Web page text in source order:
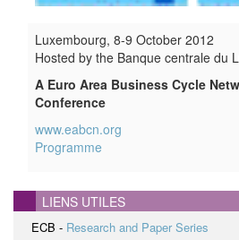
Luxembourg, 8-9 October 2012
Hosted by the Banque centrale du
A Euro Area Business Cycle
Conference
www.eabcn.org
Programme
LIENS UTILES
ECB - Research and Paper Series